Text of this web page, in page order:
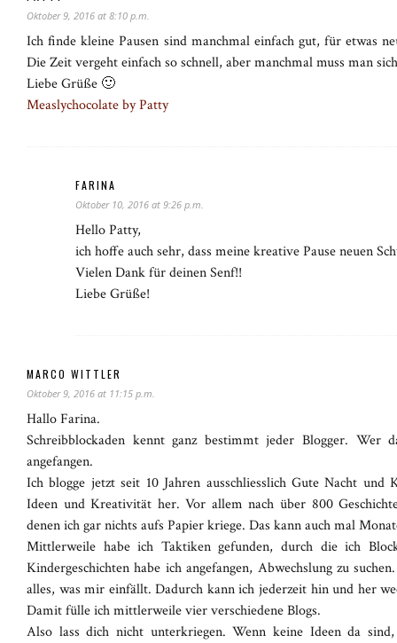
Oktober 9, 2016 at 8:10 p.m.
Ich finde kleine Pausen sind manchmal einfach gut, für etwas
Die Zeit vergeht einfach so schnell, aber manchmal muss man
Liebe Grüße 🙂
Measlychocolate by Patty
FARINA
Oktober 10, 2016 at 9:26 p.m.
Hello Patty,
ich hoffe auch sehr, dass meine kreative Pause neuen
Vielen Dank für deinen Senf!!
Liebe Grüße!
MARCO WITTLER
Oktober 9, 2016 at 11:15 p.m.
Hallo Farina.
Schreibblockaden kennt ganz bestimmt jeder Blogger. Wer
angefangen.
Ich blogge jetzt seit 10 Jahren ausschliesslich Gute Nacht und
Ideen und Kreativität her. Vor allem nach über 800
denen ich gar nichts aufs Papier kriege. Das kann auch mal
Mittlerweile habe ich Taktiken gefunden, durch die ich
Kindergeschichten habe ich angefangen, Abwechslung zu
alles, was mir einfällt. Dadurch kann ich jederzeit hin und her
Damit fülle ich mittlerweile vier verschiedene Blogs.
Also lass dich nicht unterkriegen. Wenn keine Ideen da sind,